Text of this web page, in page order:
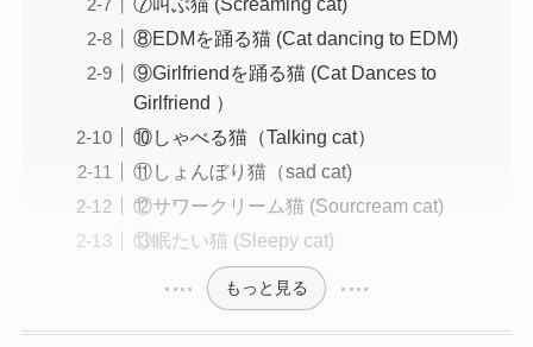
⑧EDMを踊る猫 (Cat dancing to EDM)
⑨Girlfriendを踊る猫 (Cat Dances to
Girlfriend ）
⑩しゃべる猫（Talking cat）
⑪しょんぼり猫（sad cat)
⑫サワークリーム猫 (Sourcream cat)
⑬眠たい猫 (Sleepy cat)
もっと見る